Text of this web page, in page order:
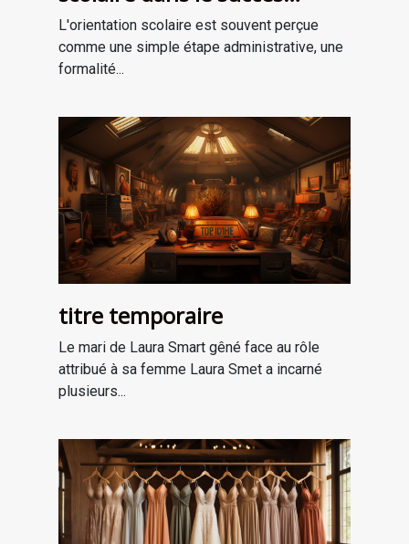
professionnel
L'orientation scolaire est souvent perçue
comme une simple étape administrative, une
formalité...
titre temporaire
Le mari de Laura Smart gêné face au rôle
attribué à sa femme Laura Smet a incarné
plusieurs...